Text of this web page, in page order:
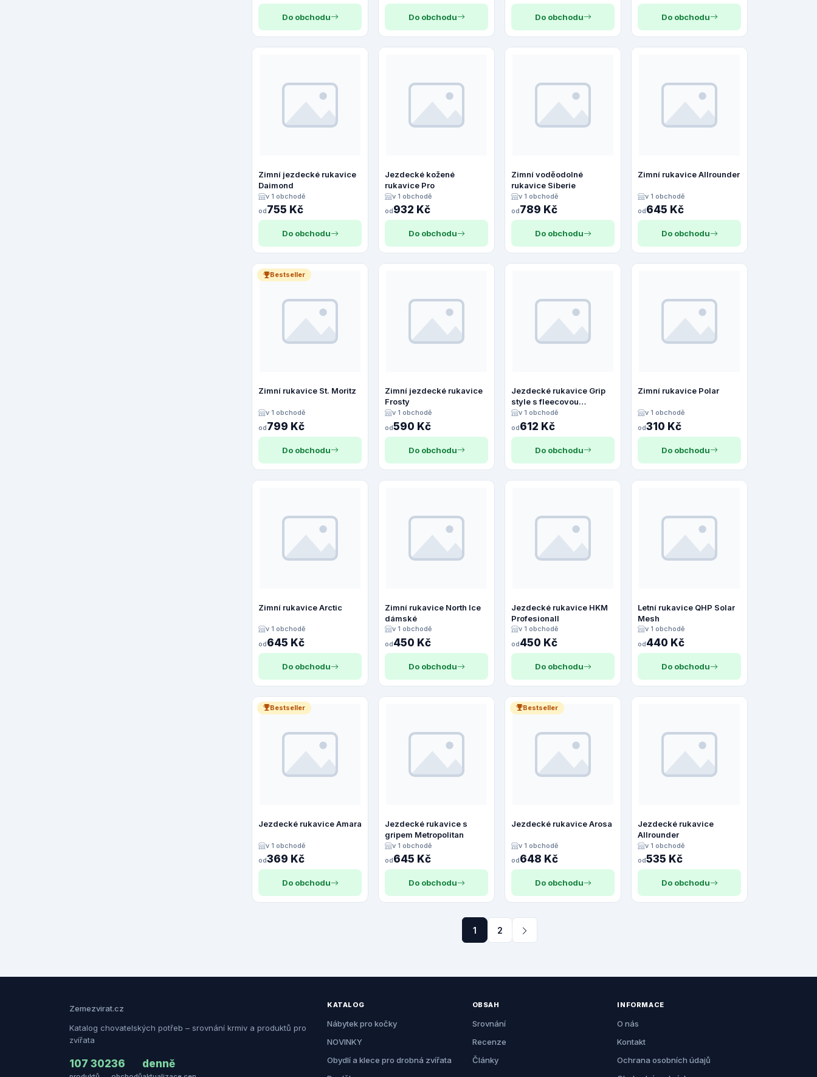
Do obchodu Do obchodu Do obchodu Do obchodu
Zimní jezdecké rukavice
Daimond
v 1 obchodě
od755 Kč
Do obchodu
Jezdecké kožené
rukavice Pro
v 1 obchodě
od932 Kč
Do obchodu
Zimní voděodolné
rukavice Siberie
v 1 obchodě
od789 Kč
Do obchodu
Zimní rukavice Allrounder
v 1 obchodě
od645 Kč
Do obchodu
Bestseller
Zimní rukavice St. Moritz
v 1 obchodě
od799 Kč
Do obchodu
Zimní jezdecké rukavice
Frosty
v 1 obchodě
od590 Kč
Do obchodu
Jezdecké rukavice Grip
style s fleecovou
podšívkou
v 1 obchodě
od612 Kč
Do obchodu
Zimní rukavice Polar
v 1 obchodě
od310 Kč
Do obchodu
Zimní rukavice Arctic
v 1 obchodě
od645 Kč
Do obchodu
Zimní rukavice North Ice
dámské
v 1 obchodě
od450 Kč
Do obchodu
Jezdecké rukavice HKM
Profesionall
v 1 obchodě
od450 Kč
Do obchodu
Letní rukavice QHP Solar
Mesh
v 1 obchodě
od440 Kč
Do obchodu
Bestseller
Jezdecké rukavice Amara
v 1 obchodě
od369 Kč
Do obchodu
Jezdecké rukavice s
gripem Metropolitan
v 1 obchodě
od645 Kč
Do obchodu
Bestseller
Jezdecké rukavice Arosa
v 1 obchodě
od648 Kč
Do obchodu
Jezdecké rukavice
Allrounder
v 1 obchodě
od535 Kč
Do obchodu
1 2
Zemezvirat.cz
Katalog chovatelských potřeb – srovnání krmiv a produktů pro
zvířata
107 30236 denně
KATALOG
Nábytek pro kočky
NOVINKY
Obydlí a klece pro drobná zvířata
OBSAH
Srovnání
Recenze
Články
INFORMACE
O nás
Kontakt
Ochrana osobních údajů